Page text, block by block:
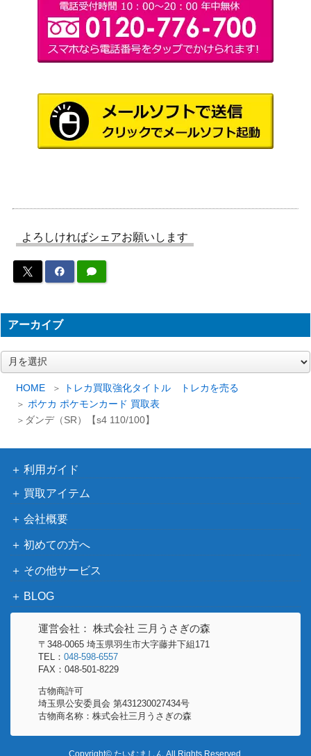
HOME
トレカ買取強化タイトル トレカを売る
ポケカ ポケモンカード 買取表
ダンデ（SR）【s4 110/100】
ブースター EX（RR）【C
P3 006/032】
XY・XY BREAK
（ポケキュンコレクシ
ョン）
ネジキ（SR）【S11 115/1
ソード&シールド
ポケモンセンターのお姉さ
ん（SR）【PROMO 069/
ソード&シールド
（ムゲンゾーン）
ろば）
（プロモカード）
カブ（SR）【S2a 077/07
ソード&シールド
ダークライGX SR【SM2
ぐんぐんシェイク（UR)
【S6a 099/069】
セレビィ（クリスタルタイ
プ）
eシリーズ
（神秘なる山）
ミロカロスex
ADVシリーズ
700
レディアン（キラ）【007/
088】
2,200
シェイミEX（UR）【XY 1
88/171】
XY・XY BREAK
10,000
カイリキーV（SR）【S10
200
霧の水晶（UR)【s6K 093/
070】
ソード＆シールド
（漆黒のガイスト）
カスミ&カンナ（SR）【S
M12a 191/173】
サン＆ムーン
オンバーンV（SR/sa)【s7
D 074/067】
ソード＆シールド
（摩天パーフェクト）
よろしければシェアお願いします
アーカイブ
ー
利用ガイド
買取アイテム
会社概要
初めての方へ
その他サービス
BLOG
運営会社： 株式会社 三月うさぎの森
〒348-0065 埼玉県羽生市大字藤井下組171
TEL： 048-598-6557
FAX：048-501-8229
古物商許可
埼玉県公安委員会 第431230027434号
古物商名称：株式会社三月うさぎの森
Copyright© たいむましん All Rights Reserved.